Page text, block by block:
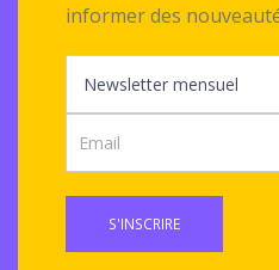
informer des
S'INSCRIRE